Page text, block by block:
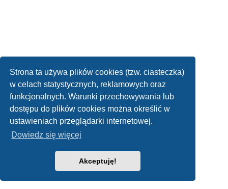
Strona ta używa plików cookies (tzw. ciasteczka)
w celach statystycznych, reklamowych oraz
funkcjonalnych. Warunki przechowywania lub
dostępu do plików cookies można określić w
ustawieniach przeglądarki internetowej.
Dowiedz się więcej
Akceptuję!